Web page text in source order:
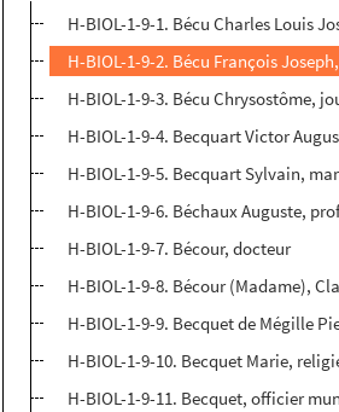
H-BIOL-1-9-1. Bécu Charles Louis
H-BIOL-1-9-2. Bécu François
H-BIOL-1-9-3. Bécu Chrysostôme,
H-BIOL-1-9-4. Becquart Victor
H-BIOL-1-9-5. Becquart Sylvain,
H-BIOL-1-9-6. Béchaux Auguste,
H-BIOL-1-9-7. Bécour, docteur
H-BIOL-1-9-8. Bécour (Madame),
H-BIOL-1-9-9. Becquet de Mégille
H-BIOL-1-9-10. Becquet Marie,
H-BIOL-1-9-11. Becquet, officier